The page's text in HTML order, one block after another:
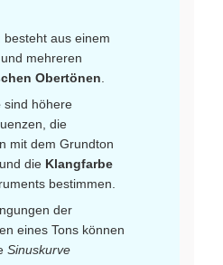
besteht aus einem
mehreren
Obertönen
sind höhere
die
mit dem Grundton
die Klangfarbe
bestimmen.
der
eines Tons können
Sinuskurve